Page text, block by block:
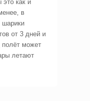
это как и
в
шарики
от 3 дней и
полёт может
летают